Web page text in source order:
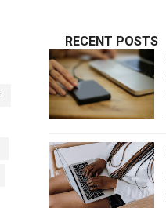
RECENT POSTS